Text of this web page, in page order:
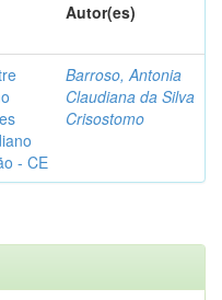
Autor(es)
- CE
Barroso, Antonia
Claudiana da Silva
Crisostomo